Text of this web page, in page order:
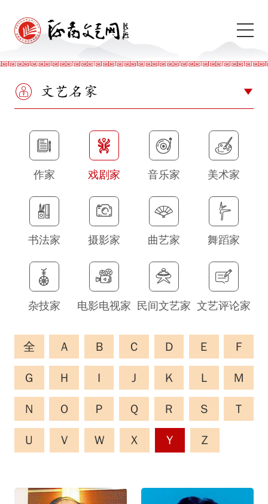
文艺名家
作家 戏剧家 音乐家 美术家
书法家 摄影家 曲艺家 舞蹈家
杂技家 电影电视家 民间文艺家 文艺评论家
全 A B C D E F
G H I J K L M
N O P Q R S T
U V W X Y Z